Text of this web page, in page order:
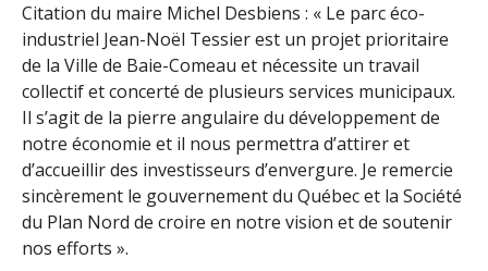
Citation du maire Michel Desbiens : « Le parc éco-
industriel Jean-Noël Tessier est un projet prioritaire
de la Ville de Baie-Comeau et nécessite un travail
collectif et concerté de plusieurs services municipaux.
Il s’agit de la pierre angulaire du développement de
notre économie et il nous permettra d’attirer et
d’accueillir des investisseurs d’envergure. Je remercie
sincèrement le gouvernement du Québec et la Société
du Plan Nord de croire en notre vision et de soutenir
nos efforts ».